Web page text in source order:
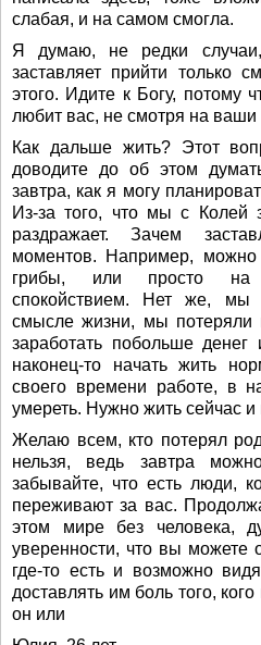
слабая, и на самом смогла.
Я думаю, не редки
заставляет прийти только
этого. Идите к Богу, потому
любит вас, не смотря на ваши
Как дальше жить? Этот
доводите до об этом
завтра, как я могу
Из-за того, что мы с Колей
раздражает. Зачем
моментов. Например,
грибы, или просто на
спокойствием. Нет же, мы
смысле жизни, мы потеряли
заработать побольше
наконец-то начать жить
своего времени работе, в
умереть. Нужно жить сейчас
Желаю всем, кто потерял
нельзя, ведь завтра
забывайте, что есть люди,
переживают за вас.
этом мире без человека,
уверенности, что вы можете
где-то есть и возможно
доставлять им боль того,
он или